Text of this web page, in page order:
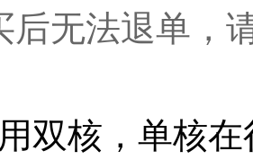
后无法退单，
双核，单核